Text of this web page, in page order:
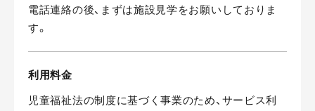
電話連絡の後、まずは施設⾒学をお願いしておりま
す。
利用料金
児童福祉法の制度に基づく事業のため、サービス利